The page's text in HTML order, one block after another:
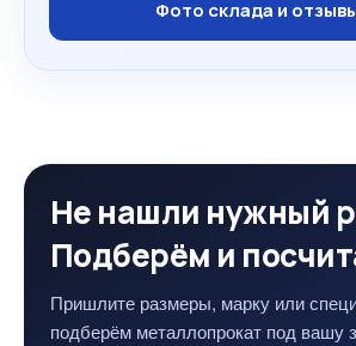
Фото склада и
Не нашли нужный
Подберём и
Пришлите размеры, марку или
подберём металлопрокат под вашу